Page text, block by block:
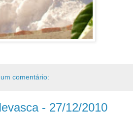
comentário:
- 27/12/2010